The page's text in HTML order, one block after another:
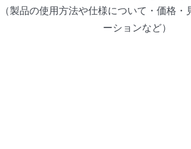
（製品の使用方法や仕様について・価格・
ーションなど）